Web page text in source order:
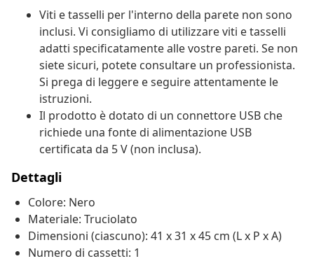
Viti e tasselli per l'interno della parete non sono
inclusi. Vi consigliamo di utilizzare viti e tasselli
adatti specificatamente alle vostre pareti. Se non
siete sicuri, potete consultare un professionista.
Si prega di leggere e seguire attentamente le
istruzioni.
Il prodotto è dotato di un connettore USB che
richiede una fonte di alimentazione USB
certificata da 5 V (non inclusa).
Dettagli
Colore: Nero
Materiale: Truciolato
Dimensioni (ciascuno): 41 x 31 x 45 cm (L x P x A)
Numero di cassetti: 1